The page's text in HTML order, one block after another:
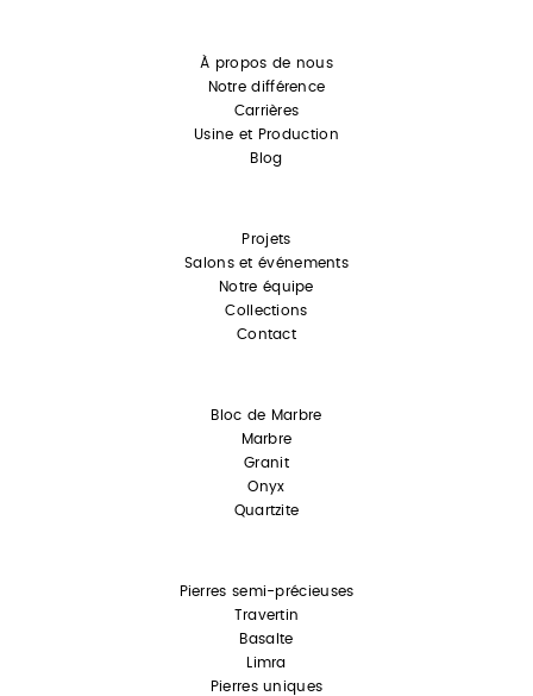
À propos de nous
Notre différence
Carrières
Usine et Production
Blog
Projets
Salons et événements
Notre équipe
Collections
Contact
Bloc de Marbre
Marbre
Granit
Onyx
Quartzite
Pierres semi-précieuses
Travertin
Basalte
Limra
Pierres uniques